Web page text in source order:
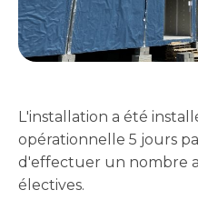
L'installation a été
opérationnelle 5 jours
d'effectuer un nombre
électives.